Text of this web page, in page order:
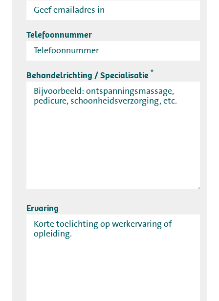
+31 (0) 36 - 522 8880
Gastinformatie
Werken bij
Telefoonnummer
Behandelrichting / Specialisatie *
Ervaring